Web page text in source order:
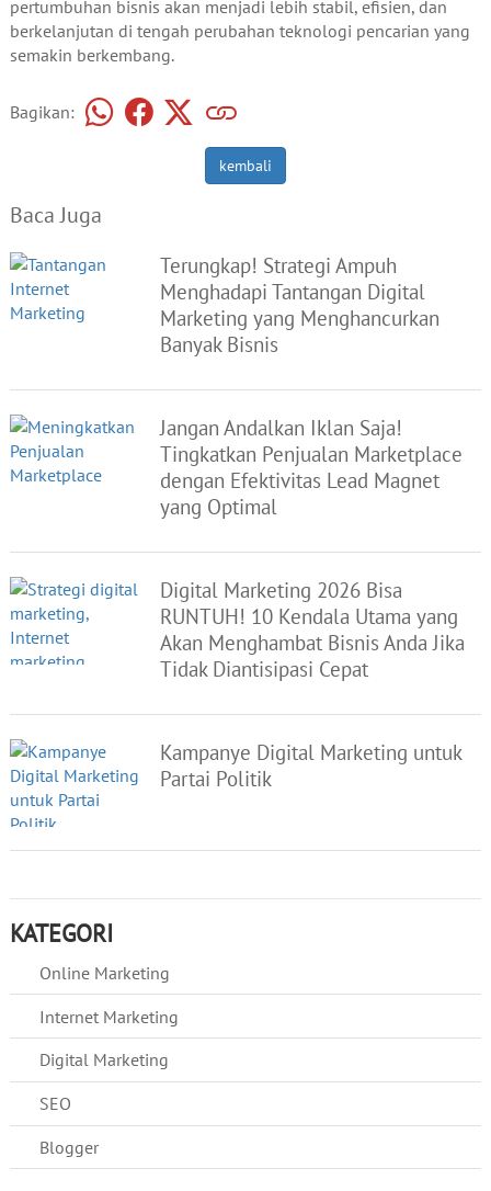
pertumbuhan bisnis akan menjadi lebih stabil, efisien, dan
berkelanjutan di tengah perubahan teknologi pencarian yang
semakin berkembang.
Bagikan:
kembali
Baca Juga
Terungkap! Strategi Ampuh
Menghadapi Tantangan Digital
Marketing yang Menghancurkan
Banyak Bisnis
Jangan Andalkan Iklan Saja!
Tingkatkan Penjualan Marketplace
dengan Efektivitas Lead Magnet
yang Optimal
Digital Marketing 2026 Bisa
RUNTUH! 10 Kendala Utama yang
Akan Menghambat Bisnis Anda Jika
Tidak Diantisipasi Cepat
Kampanye Digital Marketing untuk
Partai Politik
KATEGORI
Online Marketing
Internet Marketing
Digital Marketing
SEO
Blogger